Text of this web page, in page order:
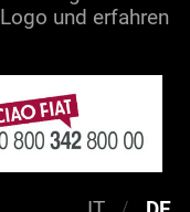
und erfahren